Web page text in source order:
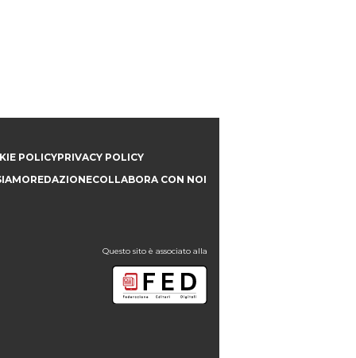
POLICYPRIVACY POLICY
REDAZIONECOLLABORA CON NOI
Questo sito è associato alla